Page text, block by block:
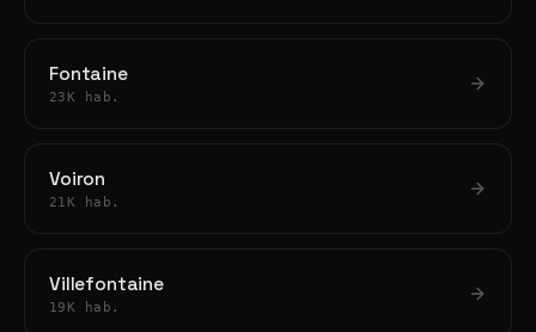
Fontaine
23K hab.
Voiron
21K hab.
Villefontaine
19K hab.